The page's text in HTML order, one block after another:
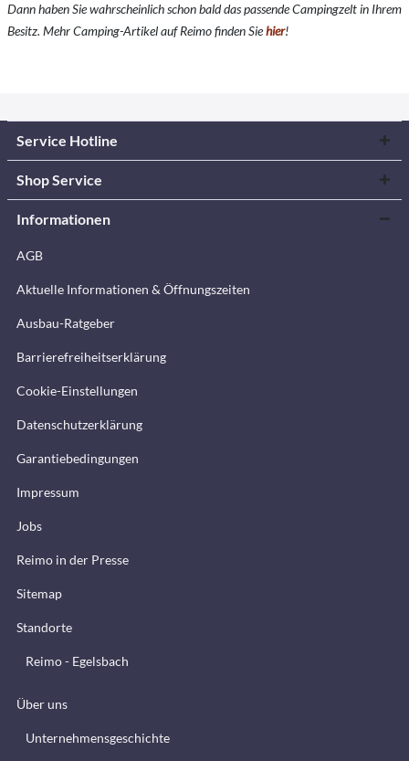
Dann haben Sie wahrscheinlich schon bald das passende Campingzelt in Ihrem
Besitz. Mehr Camping-Artikel auf Reimo finden Siehier!
Service Hotline
Shop Service
Informationen
AGB
Aktuelle Informationen & Öffnungszeiten
Ausbau-Ratgeber
Barrierefreiheitserklärung
Cookie-Einstellungen
Datenschutzerklärung
Garantiebedingungen
Impressum
Jobs
Reimo in der Presse
Sitemap
Standorte
Reimo - Egelsbach
Über uns
Unternehmensgeschichte